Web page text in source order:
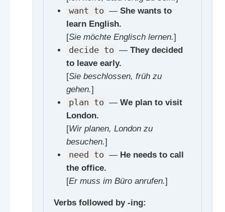
want to — She wants to
learn English.
[Sie möchte Englisch lernen.]
decide to — They decided
to leave early.
[Sie beschlossen, früh zu
gehen.]
plan to — We plan to visit
London.
[Wir planen, London zu
besuchen.]
need to — He needs to call
the office.
[Er muss im Büro anrufen.]
Verbs followed by -ing: